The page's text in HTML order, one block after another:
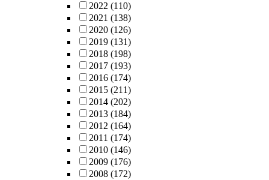
2022 (110)
2021 (138)
2020 (126)
2019 (131)
2018 (198)
2017 (193)
2016 (174)
2015 (211)
2014 (202)
2013 (184)
2012 (164)
2011 (174)
2010 (146)
2009 (176)
2008 (172)